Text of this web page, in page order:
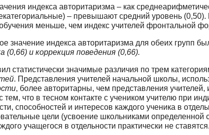
индекса авторитаризма – как
– превышают средний уровень
меньше, чем индекс учителей фронтальной
значение индекса авторитаризма для обеих групп
(0,66) и коррек­ция поведения (0,66).
статистически значимые различия по трем
. Представления учителей начальной школы,
, более авторитарны, чем представления
тем, что в тесном контакте с учеником учителю при
способностей и интересов каждого ученика в
цели (усвоение школьниками
учащегося в отдельности практически не ставятся.